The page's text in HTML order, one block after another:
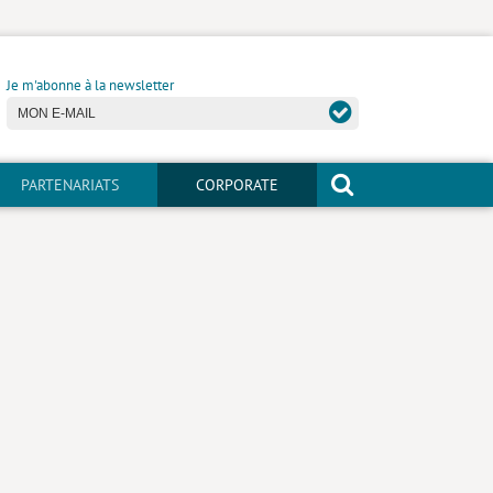
Je m'abonne à la newsletter
PARTENARIATS CORPORATE